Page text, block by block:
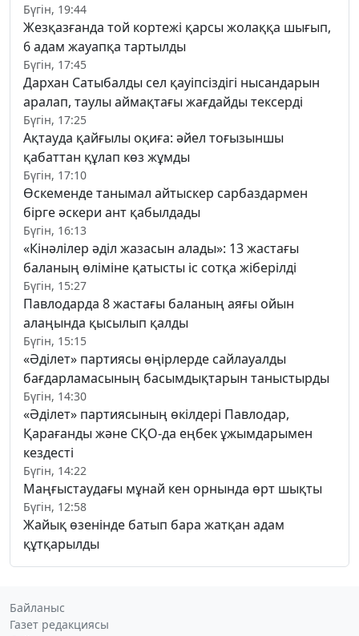
Бүгін, 19:44
Жезқазғанда той кортежі қарсы жолаққа шығып,
6 адам жауапқа тартылды
Бүгін, 17:45
Дархан Сатыбалды сел қауіпсіздігі нысандарын
аралап, таулы аймақтағы жағдайды тексерді
Бүгін, 17:25
Ақтауда қайғылы оқиға: әйел тоғызыншы
қабаттан құлап көз жұмды
Бүгін, 17:10
Өскеменде танымал айтыскер сарбаздармен
бірге әскери ант қабылдады
Бүгін, 16:13
«Кінәлілер әділ жазасын алады»: 13 жастағы
баланың өліміне қатысты іс сотқа жіберілді
Бүгін, 15:27
Павлодарда 8 жастағы баланың аяғы ойын
алаңында қысылып қалды
Бүгін, 15:15
«Әділет» партиясы өңірлерде сайлауалды
бағдарламасының басымдықтарын таныстырды
Бүгін, 14:30
«Әділет» партиясының өкілдері Павлодар,
Қарағанды және СҚО-да еңбек ұжымдарымен
кездесті
Бүгін, 14:22
Маңғыстаудағы мұнай кен орнында өрт шықты
Бүгін, 12:58
Жайық өзенінде батып бара жатқан адам
құтқарылды
Байланыс
Газет редакциясы